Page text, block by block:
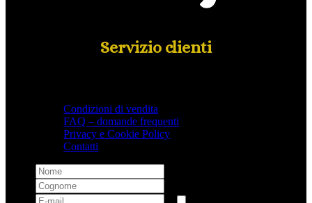
Servizio clienti
Condizioni di vendita
FAQ – domande frequenti
Privacy e Cookie Policy
Contatti